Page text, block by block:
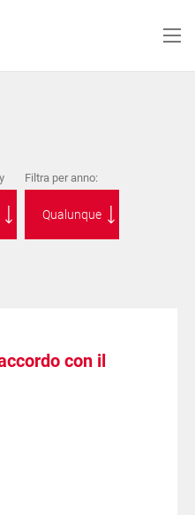
Filtra per anno:
con il